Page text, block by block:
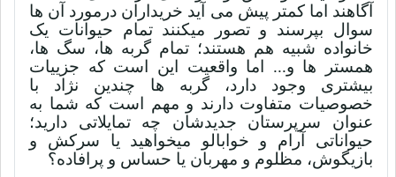
آگاهند اما کمتر پیش می آید خریداران درمورد آن ها
سوال بپرسند و تصور میکنند تمام حیوانات یک
خانواده شبیه هم هستند؛ تمام گربه ها، سگ ها،
همستر ها و... اما واقعیت این است که جزییات
بیشتری وجود دارد، گربه ها چندین نژاد با
خصوصیات متفاوت دارند و مهم است که شما به
عنوان سرپرستان جدیدشان چه تمایلاتی دارید؛
حیواناتی آرام و خوابالو میخواهید یا سرکش و
بازیگوش، مظلوم و مهربان یا حساس و پرافاده؟